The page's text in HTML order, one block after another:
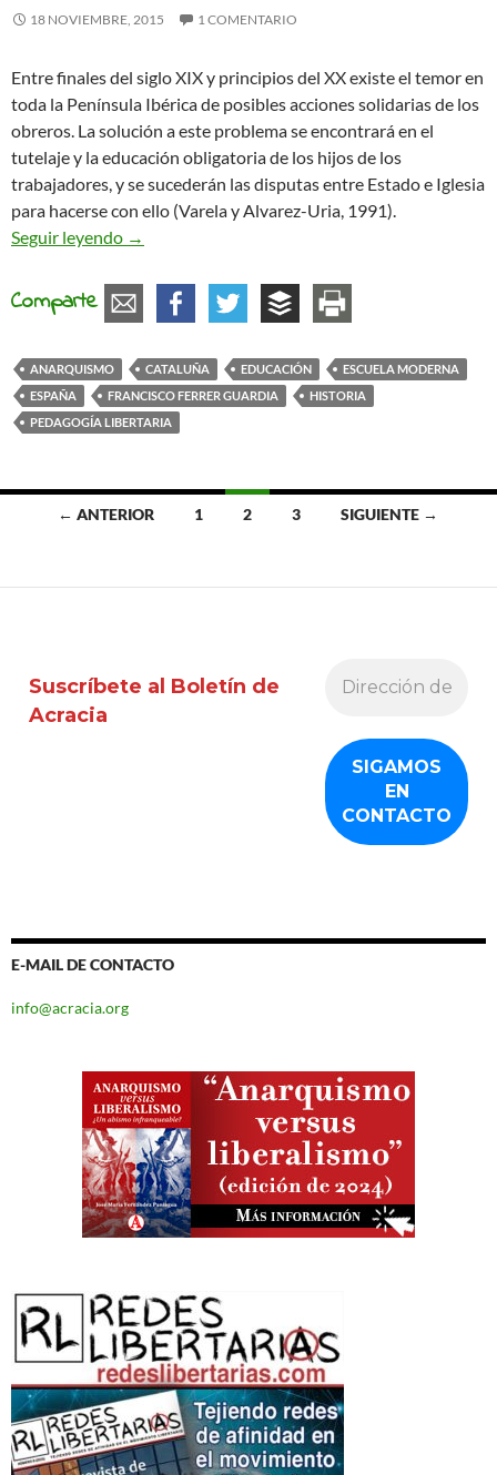
18 NOVIEMBRE, 2015 1 COMENTARIO
Entre finales del siglo XIX y principios del XX existe el temor en
toda la Península Ibérica de posibles acciones solidarias de los
obreros. La solución a este problema se encontrará en el
tutelaje y la educación obligatoria de los hijos de los
trabajadores, y se sucederán las disputas entre Estado e Iglesia
para hacerse con ello (Varela y Alvarez-Uria, 1991).
Seguir leyendo La Escuela Moderna y la renovación pedagógica
→
Comparte
ANARQUISMO CATALUÑA EDUCACIÓN
ESCUELA MODERNA
ESPAÑA
FRANCISCO FERRER GUARDIA
HISTORIA
PEDAGOGÍA LIBERTARIA
las
← ANTERIOR 1 2 3 SIGUIENTE →
Suscríbete al Boletín de
Acracia
E-MAIL DE CONTACTO
info@acracia.org